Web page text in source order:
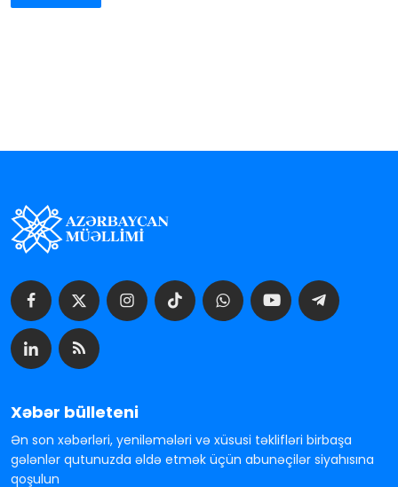
Xəbər bülleteni
Ən son xəbərləri, yeniləmələri və xüsusi təklifləri birbaşa
gələnlər qutunuzda əldə etmək üçün abunəçilər siyahısına
qoşulun